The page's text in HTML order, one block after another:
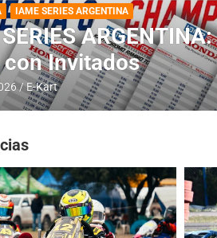
INFORME CENTRAL RMC BUENOS AIRES
AIRES:
en Baradero
E-Kart